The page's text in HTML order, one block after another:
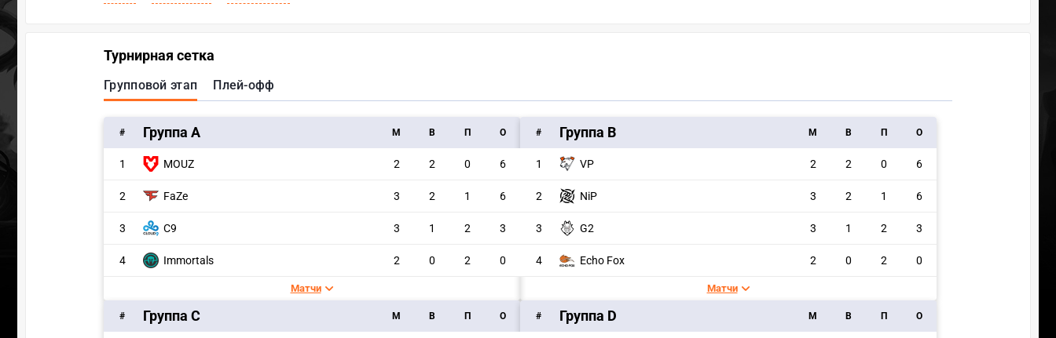
Турнирная сетка
Групповой этап Плей-офф
# Группа А M В П О
1 MOUZ 2 2 0 6
2 FaZe 3 2 1 6
3 C9 3 1 2 3
4 Immortals 2 0 2 0
Матчи
# Группа В M В П О
1 VP 2 2 0 6
2 NiP 3 2 1 6
3 G2 3 1 2 3
4 Echo Fox 2 0 2 0
Матчи
# Группа С M В П О # Группа D M В П О